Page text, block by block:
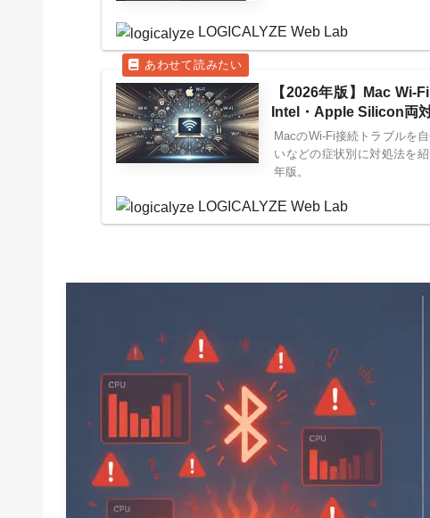
LOGICALYZE Web Lab
【2026年版】Mac Wi-
Intel・Apple Silicon両
MacのWi-Fi接続トラブルを
いなどの症状別に対処法を
年版。
LOGICALYZE Web Lab